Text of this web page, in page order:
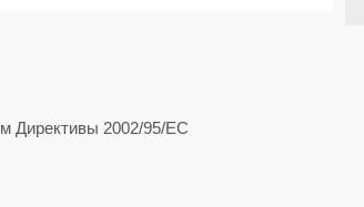
Директивы 2002/95/EC